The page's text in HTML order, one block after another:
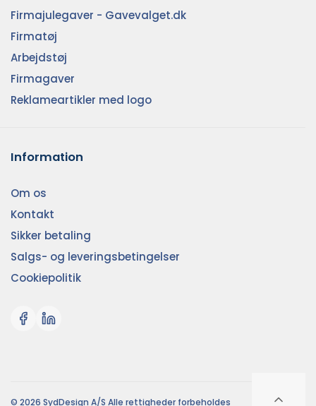
Firmajulegaver - Gavevalget.dk
Firmatøj
Arbejdstøj
Firmagaver
Reklameartikler med logo
Information
Om os
Kontakt
Sikker betaling
Salgs- og leveringsbetingelser
Cookiepolitik
© 2026 SydDesign A/S Alle rettigheder forbeholdes